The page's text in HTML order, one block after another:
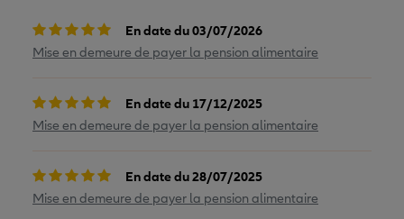
En date du 03/07/2026
Mise en demeure de payer la pension alimentaire
En date du 17/12/2025
Mise en demeure de payer la pension alimentaire
En date du 28/07/2025
Mise en demeure de payer la pension alimentaire